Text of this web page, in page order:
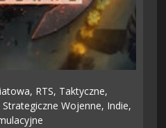
RTS, Taktyczne,
Strategiczne Wojenne, Indie,